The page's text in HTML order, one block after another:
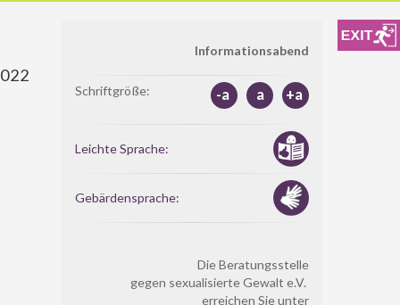
Informationsabend
Schriftgröße: +a
a
-a
Leichte Sprache:
Gebärdensprache:
Die Beratungsstelle
gegen sexualisierte Gewalt e.V.
erreichen Sie unter